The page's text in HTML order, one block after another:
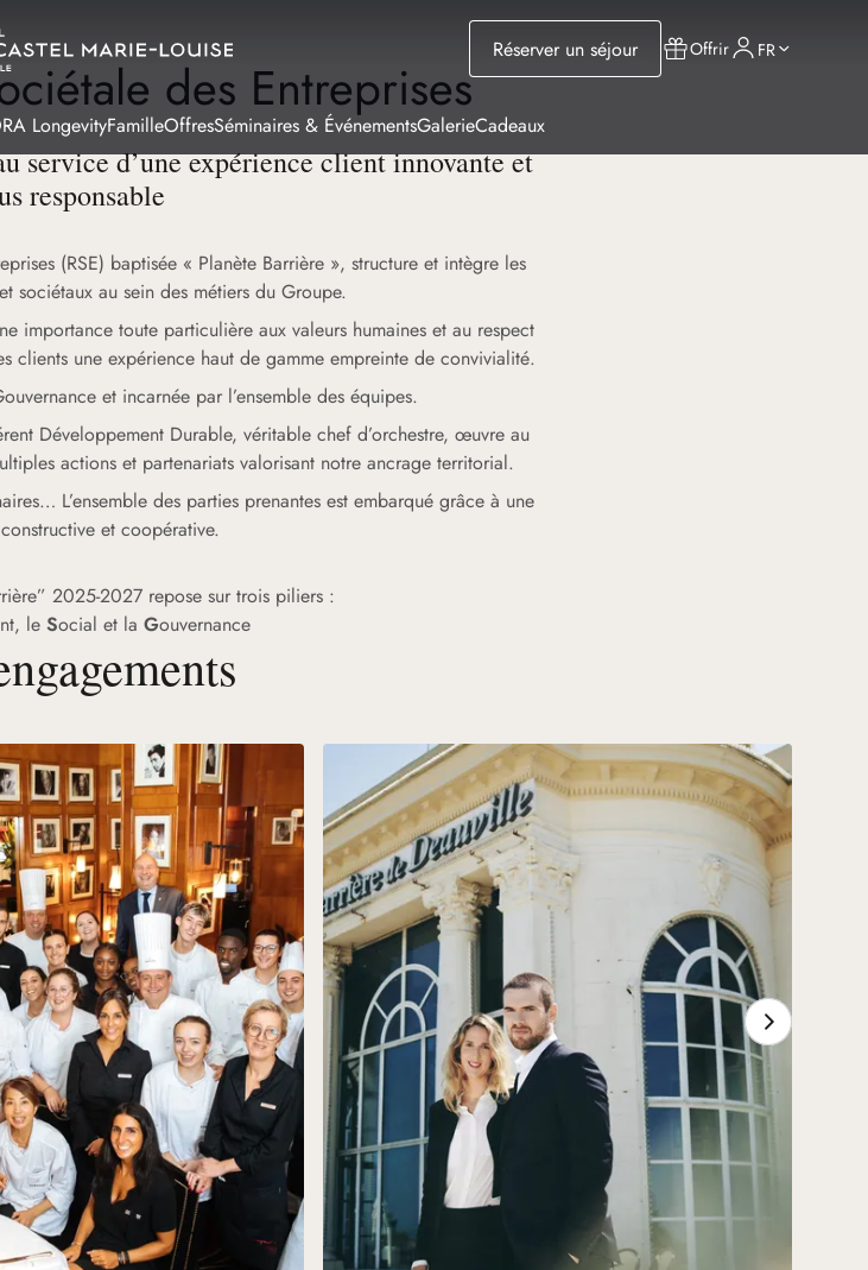
Réserver un séjour Offrir FR
LongevityFamilleOffresSéminaires & ÉvénementsGalerieCadeaux
des Entreprises
service d’une expérience client innovante et
responsable
(RSE) baptisée « Planète Barrière », structure et intègre les
sociétaux au sein des métiers du Groupe.
importance toute particulière aux valeurs humaines et au respect
clients une expérience haut de gamme empreinte de convivialité.
et incarnée par l’ensemble des équipes.
Développement Durable, véritable chef d’orchestre, œuvre au
actions et partenariats valorisant notre ancrage territorial.
L’ensemble des parties prenantes est embarqué grâce à une
et coopérative.
2025-2027 repose sur trois piliers :
leSocial et laGouvernance